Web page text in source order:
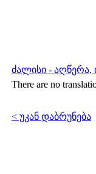
ძალისი - აღწერა,
There are no
< უკან დაბრუნება